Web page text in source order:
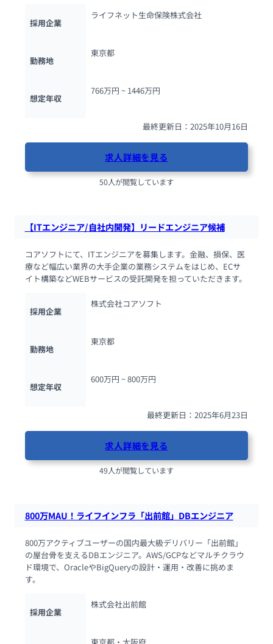
採用企業
ライフネット生命保険株式会社
勤務地
東京都
想定年収
766万円 ~ 1446万円
最終更新日：2025年10月16日
求人詳細を見る
50人が閲覧しています
【ITエンジニア/自社内開発】リードエンジニア候補
コアソフトにて、ITエンジニアを募集します。金融、損保、医
療など幅広い業界の大手企業の業務システムをはじめ、ECサ
イト構築などWEBサービスの受託開発を担っていただきます。
採用企業
株式会社コアソフト
勤務地
東京都
想定年収
600万円 ~ 800万円
最終更新日：2025年6月23日
求人詳細を見る
49人が閲覧しています
800万MAU！ライフインフラ「出前館」DBエンジニア
800万アクティブユーザーの国内最大級デリバリー「出前館」
の屋台骨を支えるDBエンジニア。AWS/GCPなどマルチクラウ
ド環境で、OracleやBigQueryの設計・運用・改善に挑めま
す。
採用企業
株式会社出前館